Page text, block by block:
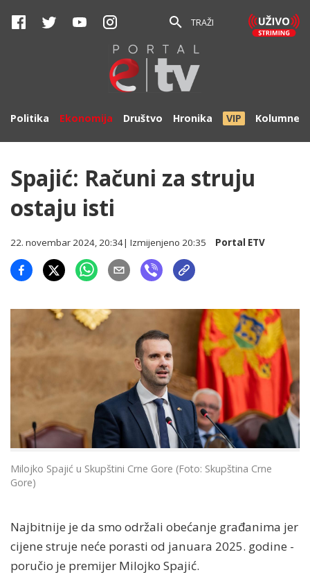
TRAŽI
Politika Ekonomija Društvo Hronika VIP Kolumne
Spajić: Računi za struju
ostaju isti
22. novembar 2024, 20:34| Izmijenjeno 20:35 Portal ETV
Milojko Spajić u Skupštini Crne Gore (Foto: Skupština Crne
Gore)
Najbitnije je da smo održali obećanje građanima jer
cijene struje neće porasti od januara 2025. godine -
poručio je premijer Milojko Spajić.